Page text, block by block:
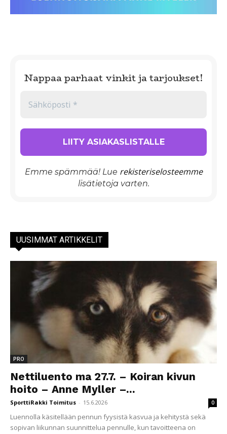
Nappaa parhaat vinkit ja tarjoukset!
Emme spämmää! Lue rekisteriselosteemme
lisätietoja varten.
UUSIMMAT ARTIKKELIT
PRO
Nettiluento ma 27.7. – Koiran kivun
hoito – Anne Myller –...
SporttiRakki Toimitus - 15.6.2026 0
Luennolla käsitellään pennun fyysistä kasvua ja kehitystä sekä
sopivan liikunnan suunnittelua pennulle, kun tavoitteena on